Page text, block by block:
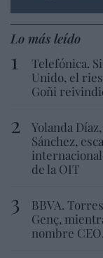
Lo más leído
Telefónica.
Unido, el
Goñi
Yolanda
Sánchez,
de la OIT
BBVA.
Genç,
nombre